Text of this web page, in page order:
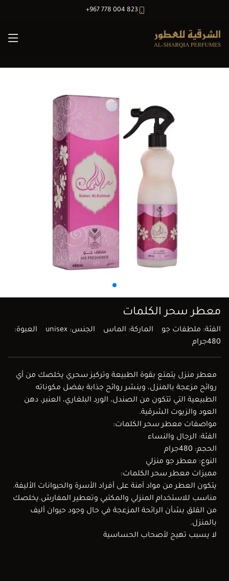
+967 778 004 823
معطر سحر الكلمات
الفئة: ملطفات جو الماركة: الماس الجنس: unisex
العبوة:
480جرام
معطر منزل يتمتع بقوة الطبيعة وتركيز سحري يخلصك من أي
روائح مزعجة بالمنزل، وينشر روائح جذابة بفضل مكوناته
الطبيعية التي تتكون من الصندل، الورد البلغاري، العنبر، دهن
العود والزيوت الشرقية.
مواصفات معطر سحر الكلمات:
الفئة: الرجال والنساء
الحجم: 480جرام
النوع: معطر جو منزلي
مميزات معطر سحر الكلمات:
يتكون العطر من مواد آمنة على أفراد الأسرة والحيوانات الأليفة.
مناسب للاستخدام المنزلي والمكتبي وتعطير المفارش.يخلصك
من القلق بشأن الرائحة المزعجة في حال وجود حيوان أليف
بالمنزل.
لا يسبب تهيج لأصحاب الحساسية